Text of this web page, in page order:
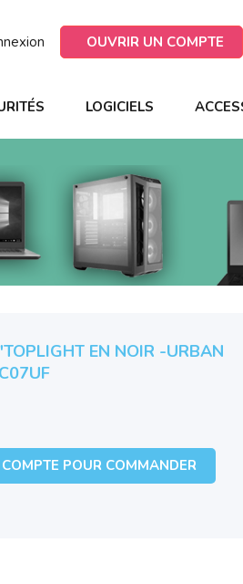
OUVRIR UN COMPTE
LOGICIELS
EN NOIR -URBAN
POUR COMMANDER